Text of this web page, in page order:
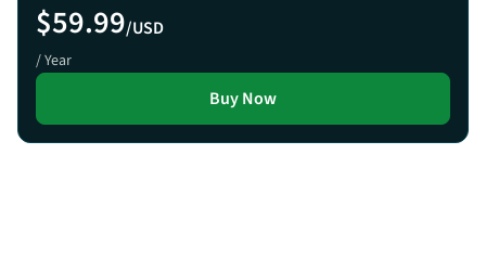
$59.99/USD
/ Year
Buy Now